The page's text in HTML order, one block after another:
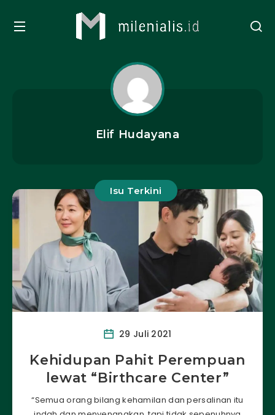
Elif Hudayana
Isu Terkini
29 Juli 2021
Kehidupan Pahit Perempuan
lewat “Birthcare Center”
“Semua orang bilang kehamilan dan persalinan itu